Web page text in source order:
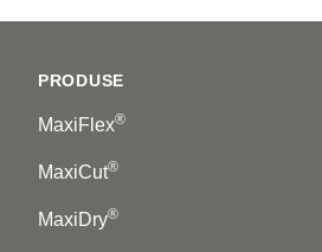
PRODUSE
MaxiFlex®
MaxiCut®
MaxiDry®